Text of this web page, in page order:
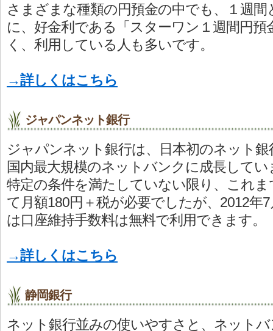
さまざまな種類の円預金の中でも、１週
に、好金利である「スターワン１週間円預
く、利用している人も多いです。
→詳しくはこちら
ジャパンネット銀行
ジャパンネット銀行は、日本初のネット
国内最大規模のネットバンクに成長してい
特定の条件を満たしていない限り、これ
て月額180円＋税が必要でしたが、2012年
は口座維持手数料は無料で利用できます。
→詳しくはこちら
静岡銀行
ネット銀行並みの使いやすさと、ネット